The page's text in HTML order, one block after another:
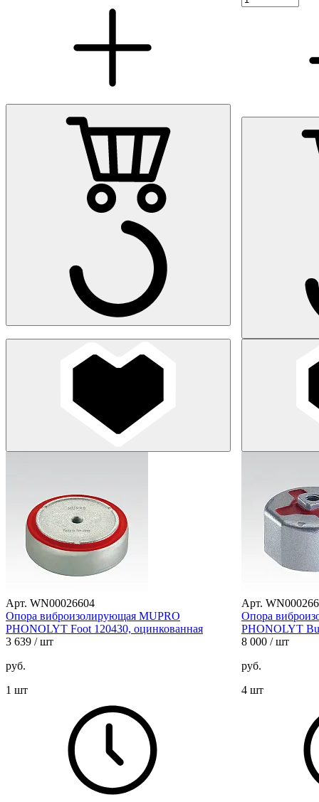
Арт. WN00026604
Опора виброизолирующая MUPRO
PHONOLYT Foot 120430, оцинкованная
3 639 / шт
руб.
1 шт
Арт.
Опора
PHONOLYT
8 000 / шт
руб.
4 шт